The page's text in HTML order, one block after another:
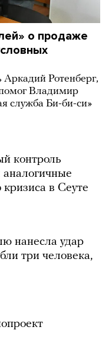
о продаже
Аркадий Ротенберг,
Владимир
служба Би-би-си»
контроль
в Сеуте
нанесла удар
три человека,